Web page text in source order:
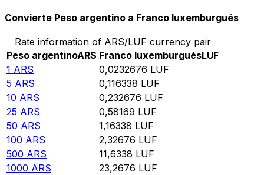
Convierte Peso argentino a Franco luxemburgués
Rate information of ARS/LUF currency pair
Peso argentinoARS Franco luxemburguésLUF
1 ARS 0,0232676 LUF
5 ARS 0,116338 LUF
10 ARS 0,232676 LUF
25 ARS 0,58169 LUF
50 ARS 1,16338 LUF
100 ARS 2,32676 LUF
500 ARS 11,6338 LUF
1000 ARS 23,2676 LUF